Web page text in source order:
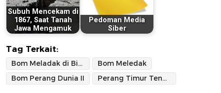
Subuh Mencekam di
1867, Saat Tanah
Jawa Mengamuk
Pedoman Media
Siber
Tag Terkait:
Bom Meladak di Biak
Bom Meledak
Bom Perang Dunia II
Perang Timur Tengah